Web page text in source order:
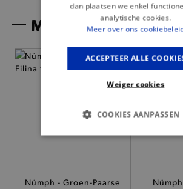
Misschien is dit iets
Nümph - Groen-Paarse
— 50% *
dan plaatsen we enkel
analytische cookies.
Meer over ons
ACCEPTEER ALLE
Weiger cookies
COOKIES AANPASSEN
BASIS COOKIES